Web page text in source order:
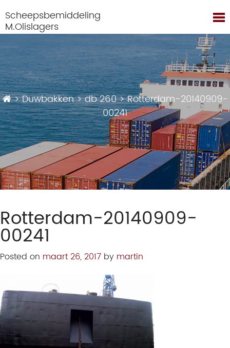
Scheepsbemiddeling
M.Olislagers
>Duwbakken>db 260>Rotterdam-20140909-
00241
Rotterdam-20140909-
00241
Posted on maart 26, 2017 by martin